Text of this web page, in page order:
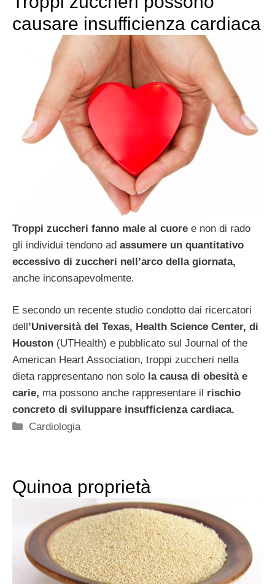
causare insufficienza cardiaca
Troppi zuccheri fanno male al cuore e non di rado
gli individui tendono ad assumere un quantitativo
eccessivo di zuccheri nell’arco della giornata,
anche inconsapevolmente.
E secondo un recente studio condotto dai ricercatori
dell ’Università del Texas, Health Science Center, di
Houston (UTHealth) e pubblicato sul Journal of the
American Heart Association, troppi zuccheri nella
dieta rappresentano non solo la causa di obesità e
carie, ma possono anche rappresentare il rischio
concreto di sviluppare insufficienza cardiaca.
Categorie
Cardiologia
Quinoa proprietà